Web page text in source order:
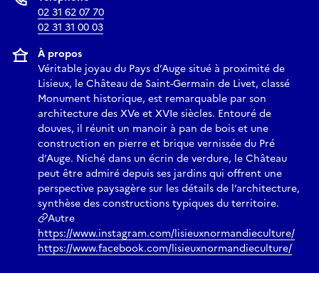
02 31 62 07 70
02 31 31 00 03
À propos
Véritable joyau du Pays d’Auge situé à proximité de
Lisieux, le Château de Saint-Germain de Livet, classé
Monument historique, est remarquable par son
architecture des XVe et XVIe siècles. Entouré de
douves, il réunit un manoir à pan de bois et une
construction en pierre et brique vernissée du Pré
d’Auge. Niché dans un écrin de verdure, le Château
peut être admiré depuis ses jardins qui offrent une
perspective paysagère sur les détails de l’architecture,
synthèse des constructions typiques du territoire.
Autre
https://www.instagram.com/lisieuxnormandieculture/
https://www.facebook.com/lisieuxnormandieculture/